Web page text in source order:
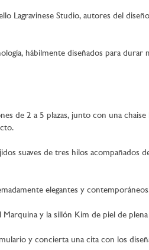
Lagravinese Studio, autores del
hábilmente diseñados para
de 2 a 5 plazas, junto con una
suaves de tres hilos acompañados
elegantes y
y la sillón Kim de piel de
y concierta una cita con los